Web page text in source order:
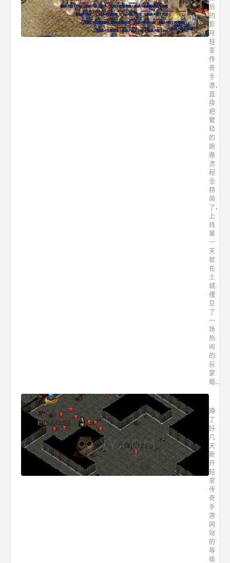
后
的
影
月
轻
变
传
奇
手
游，
直
接
把
繁
琐
的
跑
路
流
程
全
精
简
了，
上
线
第
一
天
就
在
土
城
撞
见
了
一
场
热
闹
的
玩
家
婚...
蹲
了
好
几
天
新
开
轻
变
传
奇
手
游
网
站
的
等
级